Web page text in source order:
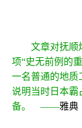
文章对抚顺
项“史无前例的
一名普通的地质
说明当时日本霸
备。
——雅典